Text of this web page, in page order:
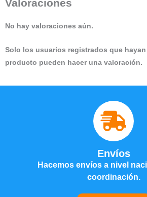
Valoraciones
No hay valoraciones aún.
Solo los usuarios registrados que
producto pueden hacer una valoración.
Envíos
Hacemos envíos a nivel
coordinación.